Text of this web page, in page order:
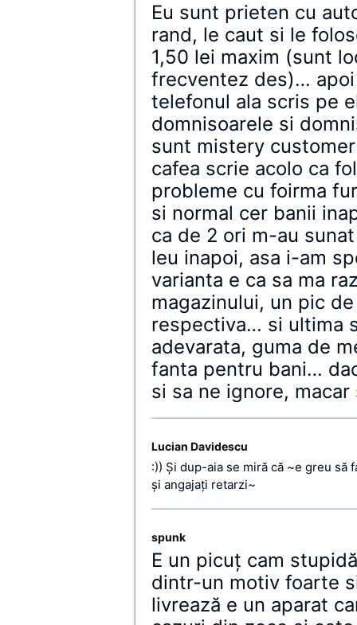
Eu sunt prieten cu
rand, le caut si le
1,50 lei maxim (sunt
frecventez des)…
telefonul ala scris pe
domnisoarele si
sunt mistery
cafea scrie acolo ca
probleme cu foirma
si normal cer banii
ca de 2 ori m-au
leu inapoi, asa i-am
varianta e ca sa ma
magazinului, un pic
respectiva… si ultima
adevarata, guma de
fanta pentru bani…
si sa ne ignore,
Lucian Davidescu
:)) Și dup-aia se miră că ~e greu să
şi angajaţi retarzi~
spunk
E un picuţ cam
dintr-un motiv foarte
livrează e un aparat